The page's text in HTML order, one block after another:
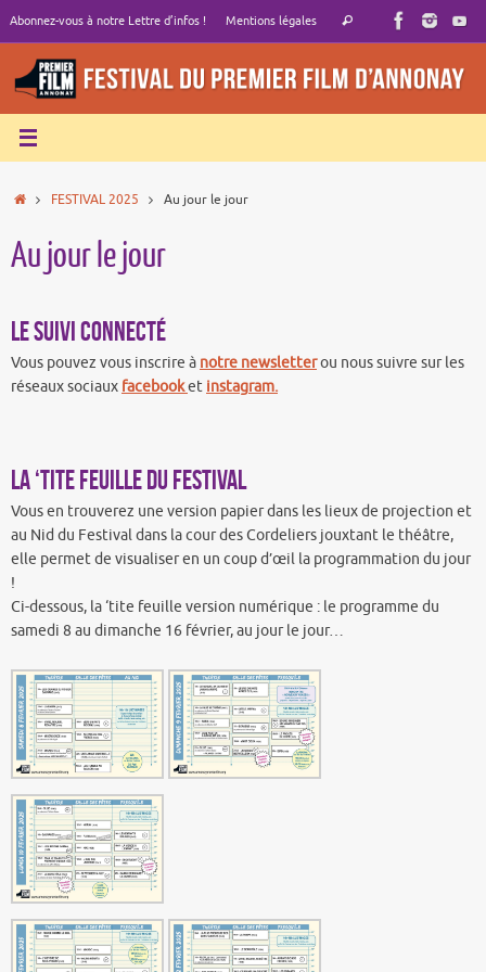
contenu
Abonnez-vous à notre Lettre d’infos ! Mentions légales
Recherche
Rechercher
AccueilFESTIVAL 2025 Au jour le jour
Au jour le jour
Le suivi connecté
Vous pouvez vous inscrire à notre newsletterou nous suivre sur les
réseaux sociaux facebooket instagram.
La ‘tite feuille du Festival
Vous en trouverez une version papier dans les lieux de projection et
au Nid du Festival dans la cour des Cordeliers jouxtant le théâtre,
elle permet de visualiser en un coup d’œil la programmation du jour
!
Ci-dessous, la ‘tite feuille version numérique : le programme du
samedi 8 au dimanche 16 février, au jour le jour…